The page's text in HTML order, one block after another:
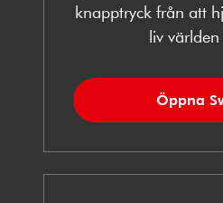
knapptryck från att
liv världen
Öppna